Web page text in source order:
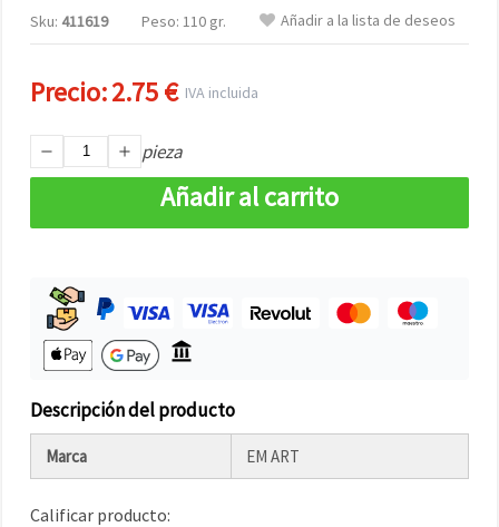
Sku: 411619 Peso: 110 gr. Añadir a la lista de deseos
Precio:2.75 €IVA incluida
pieza
Añadir al carrito
Descripción del producto
Marca EM ART
Calificar producto: